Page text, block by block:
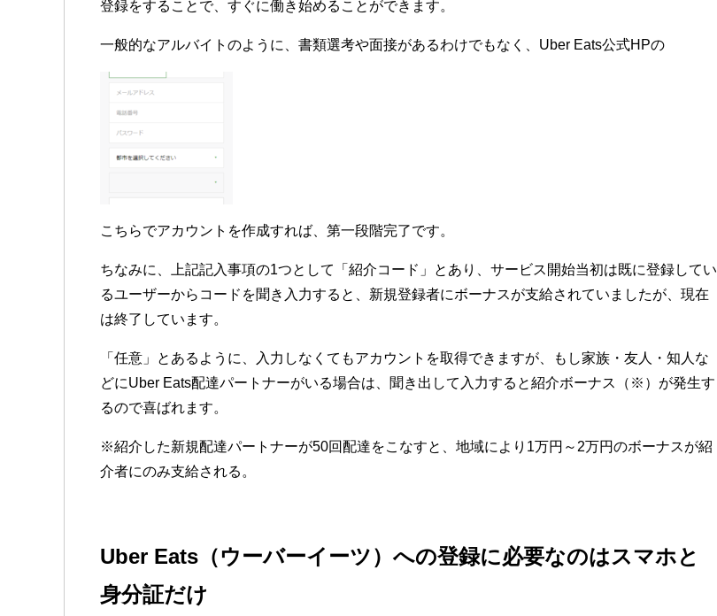
登録をすることで、すぐに働き始めることができます。
一般的なアルバイトのように、書類選考や面接があるわけでもなく、Uber Eats公式HPの
こちらでアカウントを作成すれば、第一段階完了です。
ちなみに、上記記入事項の1つとして「紹介コード」とあり、サービス開始当初は既に登録してい
るユーザーからコードを聞き入力すると、新規登録者にボーナスが支給されていましたが、現在
は終了しています。
「任意」とあるように、入力しなくてもアカウントを取得できますが、もし家族・友人・知人な
どにUber Eats配達パートナーがいる場合は、聞き出して入力すると紹介ボーナス（※）が発生す
るので喜ばれます。
※紹介した新規配達パートナーが50回配達をこなすと、地域により1万円～2万円のボーナスが紹
介者にのみ支給される。
Uber Eats（ウーバーイーツ）への登録に必要なのはスマホと
身分証だけ